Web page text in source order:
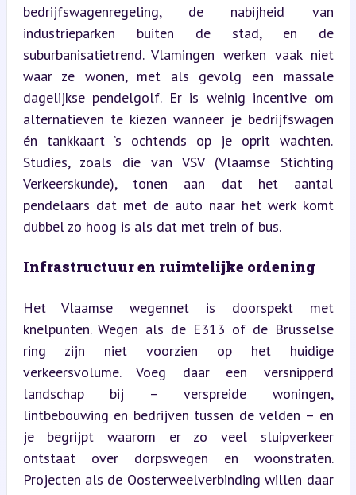
bedrijfswagenregeling, de nabijheid van
industrieparken buiten de stad, en de
suburbanisatietrend. Vlamingen werken vaak niet
waar ze wonen, met als gevolg een massale
dagelijkse pendelgolf. Er is weinig incentive om
alternatieven te kiezen wanneer je bedrijfswagen
én tankkaart ’s ochtends op je oprit wachten.
Studies, zoals die van VSV (Vlaamse Stichting
Verkeerskunde), tonen aan dat het aantal
pendelaars dat met de auto naar het werk komt
dubbel zo hoog is als dat met trein of bus.
Infrastructuur en ruimtelijke ordening
Het Vlaamse wegennet is doorspekt met
knelpunten. Wegen als de E313 of de Brusselse
ring zijn niet voorzien op het huidige
verkeersvolume. Voeg daar een versnipperd
landschap bij – verspreide woningen,
lintbebouwing en bedrijven tussen de velden – en
je begrijpt waarom er zo veel sluipverkeer
ontstaat over dorpswegen en woonstraten.
Projecten als de Oosterweelverbinding willen daar